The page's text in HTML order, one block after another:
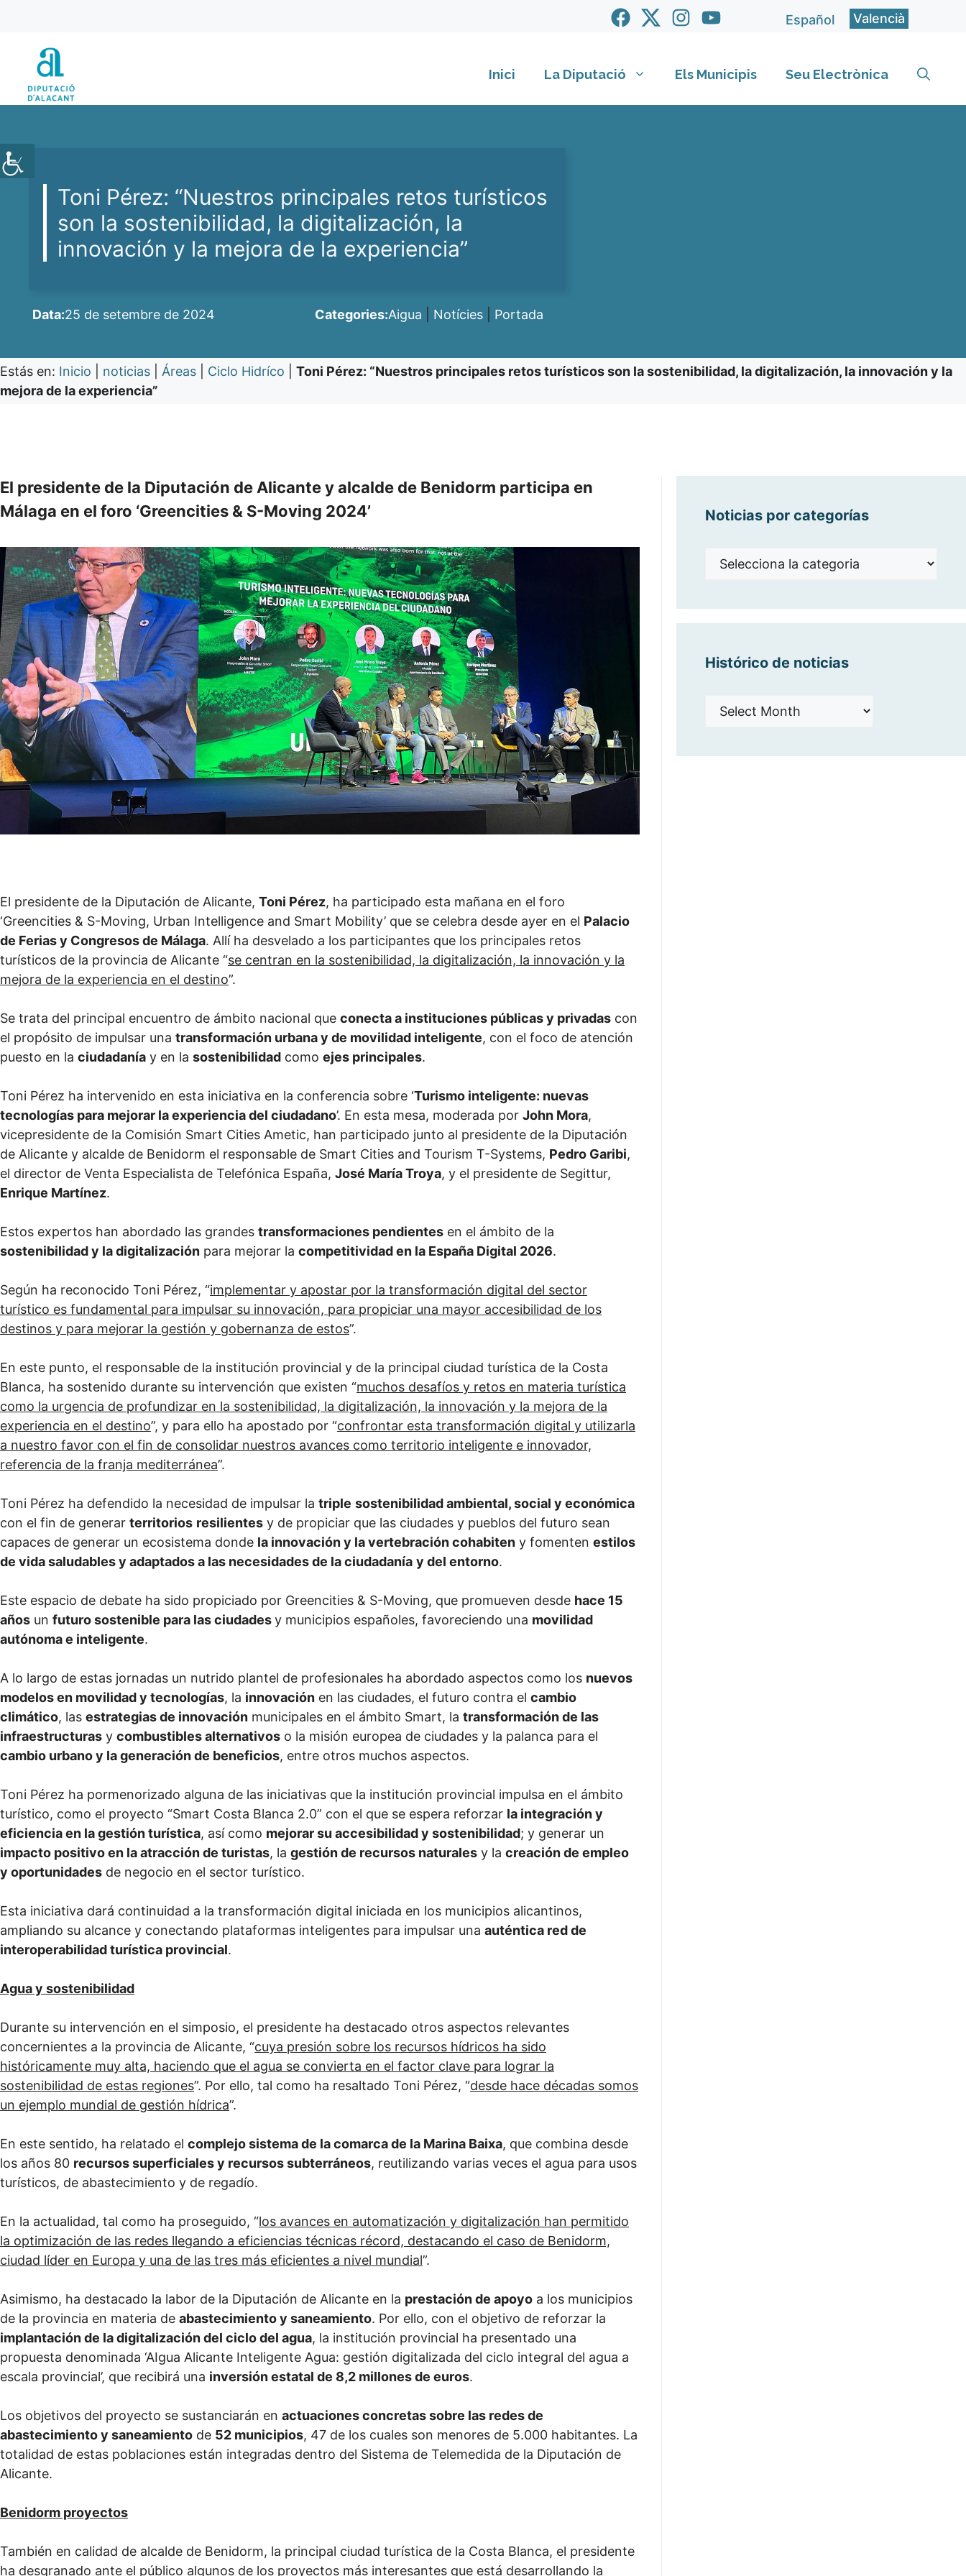
contingut
Español Valencià
Inici La Diputació Els Municipis Seu Electrònica
Toni Pérez: “Nuestros principales retos turísticos
son la sostenibilidad, la digitalización, la
innovación y la mejora de la experiencia”
Data:25 de setembre de 2024 Categories:Aigua Notícies Portada
Estás en: Inicio noticias Áreas Ciclo Hidríco
Toni Pérez: “Nuestros principales retos turísticos son la sostenibilidad, la digitalización, la innovación y la
mejora de la experiencia”
El presidente de la Diputación de Alicante y alcalde de Benidorm participa en
Málaga en el foro ‘Greencities & S-Moving 2024’
El presidente de la Diputación de Alicante, Toni Pérez, ha participado esta mañana en el foro
‘Greencities & S-Moving, Urban Intelligence and Smart Mobility’ que se celebra desde ayer en el Palacio
de Ferias y Congresos de Málaga. Allí ha desvelado a los participantes que los principales retos
turísticos de la provincia de Alicante “se centran en la sostenibilidad, la digitalización, la innovación y la
mejora de la experiencia en el destino”.
Se trata del principal encuentro de ámbito nacional que conecta a instituciones públicas y privadas con
el propósito de impulsar una transformación urbana y de movilidad inteligente, con el foco de atención
puesto en la ciudadanía y en la sostenibilidad como ejes principales.
Toni Pérez ha intervenido en esta iniciativa en la conferencia sobre ‘Turismo inteligente: nuevas
tecnologías para mejorar la experiencia del ciudadano’. En esta mesa, moderada por John Mora,
vicepresidente de la Comisión Smart Cities Ametic, han participado junto al presidente de la Diputación
de Alicante y alcalde de Benidorm el responsable de Smart Cities and Tourism T-Systems, Pedro Garibi,
el director de Venta Especialista de Telefónica España, José María Troya, y el presidente de Segittur,
Enrique Martínez.
Estos expertos han abordado las grandes transformaciones pendientes en el ámbito de la
sostenibilidad y la digitalización para mejorar la competitividad en la España Digital 2026.
Según ha reconocido Toni Pérez, “implementar y apostar por la transformación digital del sector
turístico es fundamental para impulsar su innovación, para propiciar una mayor accesibilidad de los
destinos y para mejorar la gestión y gobernanza de estos”.
En este punto, el responsable de la institución provincial y de la principal ciudad turística de la Costa
Blanca, ha sostenido durante su intervención que existen “muchos desafíos y retos en materia turística
como la urgencia de profundizar en la sostenibilidad, la digitalización, la innovación y la mejora de la
experiencia en el destino”, y para ello ha apostado por “confrontar esta transformación digital y utilizarla
a nuestro favor con el fin de consolidar nuestros avances como territorio inteligente e innovador,
referencia de la franja mediterránea”.
Toni Pérez ha defendido la necesidad de impulsar la triple sostenibilidad ambiental, social y económica
con el fin de generar territorios resilientes y de propiciar que las ciudades y pueblos del futuro sean
capaces de generar un ecosistema donde la innovación y la vertebración cohabiten y fomenten estilos
de vida saludables y adaptados a las necesidades de la ciudadanía y del entorno.
Este espacio de debate ha sido propiciado por Greencities & S-Moving, que promueven desde hace 15
años un futuro sostenible para las ciudadesy municipios españoles, favoreciendo una movilidad
autónoma e inteligente.
A lo largo de estas jornadas un nutrido plantel de profesionales ha abordado aspectos como los nuevos
modelos en movilidad y tecnologías, la innovación en las ciudades, el futuro contra el cambio
climático, las estrategias de innovación municipales en el ámbito Smart, la transformación de las
infraestructuras y combustibles alternativos o la misión europea de ciudades y la palanca para el
cambio urbano y la generación de beneficios, entre otros muchos aspectos.
Toni Pérez ha pormenorizado alguna de las iniciativas que la institución provincial impulsa en el ámbito
turístico, como el proyecto “Smart Costa Blanca 2.0” con el que se espera reforzar la integración y
eficiencia en la gestión turística, así como mejorar su accesibilidad y sostenibilidad; y generar un
impacto positivo en la atracción de turistas, la gestión de recursos naturales y la creación de empleo
y oportunidades de negocio en el sector turístico.
Esta iniciativa dará continuidad a la transformación digital iniciada en los municipios alicantinos,
ampliando su alcance y conectando plataformas inteligentes para impulsar una auténtica red de
interoperabilidad turística provincial.
Agua y sostenibilidad
Durante su intervención en el simposio, el presidente ha destacado otros aspectos relevantes
concernientes a la provincia de Alicante, “cuya presión sobre los recursos hídricos ha sido
históricamente muy alta, haciendo que el agua se convierta en el factor clave para lograr la
sostenibilidad de estas regiones”. Por ello, tal como ha resaltado Toni Pérez, “desde hace décadas somos
un ejemplo mundial de gestión hídrica”.
En este sentido, ha relatado el complejo sistema de la comarca de la Marina Baixa, que combina desde
los años 80 recursos superficiales y recursos subterráneos, reutilizando varias veces el agua para usos
turísticos, de abastecimiento y de regadío.
En la actualidad, tal como ha proseguido, “los avances en automatización y digitalización han permitido
la optimización de las redes llegando a eficiencias técnicas récord, destacando el caso de Benidorm,
ciudad líder en Europa y una de las tres más eficientes a nivel mundial”.
Asimismo, ha destacado la labor de la Diputación de Alicante en la prestación de apoyo a los municipios
de la provincia en materia de abastecimiento y saneamiento. Por ello, con el objetivo de reforzar la
implantación de la digitalización del ciclo del agua, la institución provincial ha presentado una
propuesta denominada ‘AIgua Alicante Inteligente Agua: gestión digitalizada del ciclo integral del agua a
escala provincial’, que recibirá una inversión estatal de 8,2 millones de euros.
Los objetivos del proyecto se sustanciarán en actuaciones concretas sobre las redes de
abastecimiento y saneamiento de 52 municipios, 47 de los cuales son menores de 5.000 habitantes. La
totalidad de estas poblaciones están integradas dentro del Sistema de Telemedida de la Diputación de
Alicante.
Benidorm proyectos
También en calidad de alcalde de Benidorm, la principal ciudad turística de la Costa Blanca, el presidente
ha desgranado ante el público algunos de los proyectos más interesantes que está desarrollando la
Noticias por categorías
Noticias
Histórico de noticias
Histórico